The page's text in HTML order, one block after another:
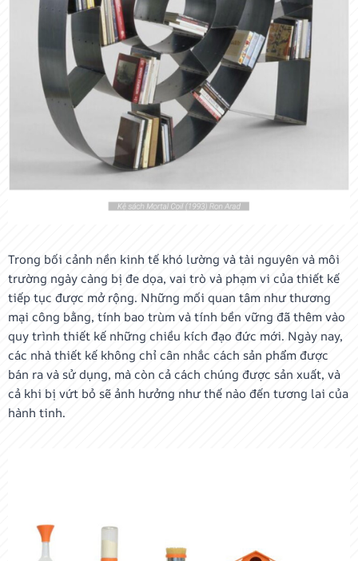
Trong bối cảnh nền kinh tế khó lường và tài nguyên và môi
trường ngày càng bị đe dọa, vai trò và phạm vi của thiết kế
tiếp tục được mở rộng. Những mối quan tâm như thương
mại công bằng, tính bao trùm và tính bền vững đã thêm vào
quy trình thiết kế những chiều kích đạo đức mới. Ngày nay,
các nhà thiết kế không chỉ cân nhắc cách sản phẩm được
bán ra và sử dụng, mà còn cả cách chúng được sản xuất, và
cả khi bị vứt bỏ sẽ ảnh hưởng như thế nào đến tương lai của
hành tinh.